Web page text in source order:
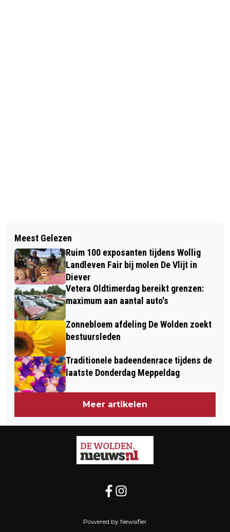
RUBEN STELLI KOMT MET VROLIJK
THEATERSPEL NAAR DE THEATERKUIL
BELANGRIJKE TIPS VOOR DE
VERZORGING VAN EEN GEVOELIGE
HUID
Meest Gelezen
Ruim 100 exposanten tijdens Wollig
Landleven Fair bij molen De Vlijt in
Diever
Vetera Oldtimerdag bereikt grenzen:
maximum aan aantal auto's
Zonnebloem afdeling De Wolden zoekt
bestuursleden
Traditionele badeendenrace tijdens de
laatste Donderdag Meppeldag
Meer artikelen
Powered by Newsifier